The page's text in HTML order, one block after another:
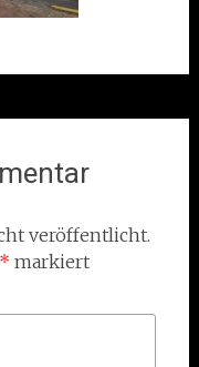
veröffentlicht.
* markiert